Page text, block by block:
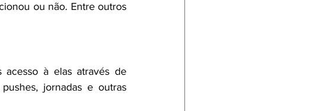
ou não. Entre outros
acesso à elas através de
jornadas e outras